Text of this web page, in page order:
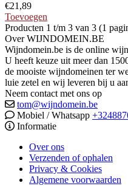
€21,89
Toevoegen
Producten 1 t/m 3 van 3 (1
Over WIJNDOMEIN.BE
Wijndomein.be is de online
U heeft keuze uit meer dan
de mooiste wijndomeinen ter
luie zetel en wij leveren bij u
Neem contact met ons op
tom@wijndomein.be
Mobiel / Whatsapp
Informatie
Over ons
Verzenden of ophalen
Privacy & Cookies
Algemene voorwaarden